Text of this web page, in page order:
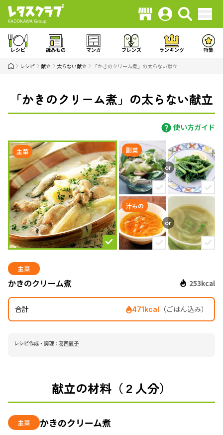
レシピ 読みもの マンガ フレンズ ランキング 特集
レシピ 献立 太らない献立 「かきのクリーム煮」の太らない献立
「かきのクリーム煮」の太らない献立
使い方ガイド
主菜 副菜
汁もの
主菜
かきのクリーム煮 253kcal
合計 471kcal （ごはん込み）
レシピ作成・調理： 葛西麗子
献立の材料（２人分）
主菜 かきのクリーム煮